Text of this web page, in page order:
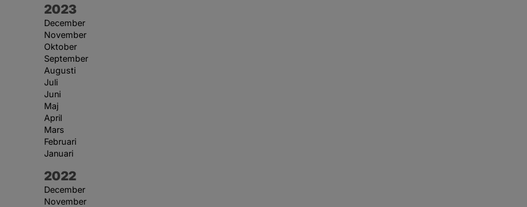
År:
2023
December
November
Oktober
September
Augusti
Juli
Juni
Maj
April
Mars
Februari
Januari
År:
2022
December
November